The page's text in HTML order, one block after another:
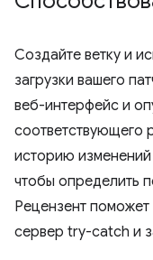
Создайте ветку и
загрузки вашего
веб-интерфейс и
соответствующего
историю
чтобы определить
Рецензент поможет
сервер try-catch и